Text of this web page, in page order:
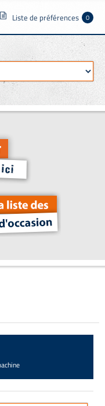
Liste de préférences 0